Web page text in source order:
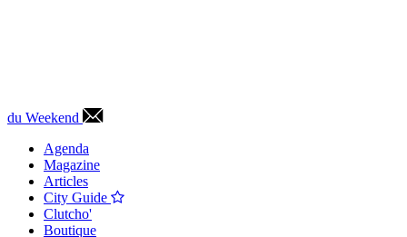
du Weekend
Agenda
Magazine
Articles
City Guide
Clutcho'
Boutique